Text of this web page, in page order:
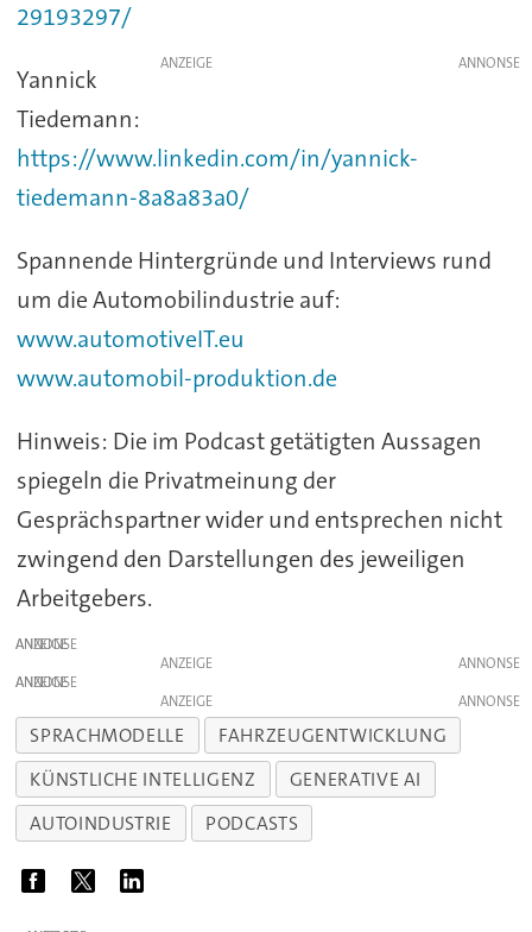
29193297/
ANZEIGE
Yannick
Tiedemann:
https://www.linkedin.com/in/yannick-
tiedemann-8a8a83a0/
Spannende Hintergründe und Interviews rund
um die Automobilindustrie auf:
www.automotiveIT.eu
www.automobil-produktion.de
Hinweis: Die im Podcast getätigten Aussagen
spiegeln die Privatmeinung der
Gesprächspartner wider und entsprechen nicht
zwingend den Darstellungen des jeweiligen
Arbeitgebers.
ANZEIGE
ANZEIGE
ANZEIGE
ANZEIGE
SPRACHMODELLE
FAHRZEUGENTWICKLUNG
KÜNSTLICHE INTELLIGENZ
GENERATIVE AI
AUTOINDUSTRIE
PODCASTS